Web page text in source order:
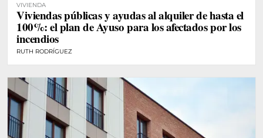
VIVIENDA
Viviendas públicas y ayudas al alquiler de hasta el
100%: el plan de Ayuso para los afectados por los
incendios
RUTH RODRÍGUEZ